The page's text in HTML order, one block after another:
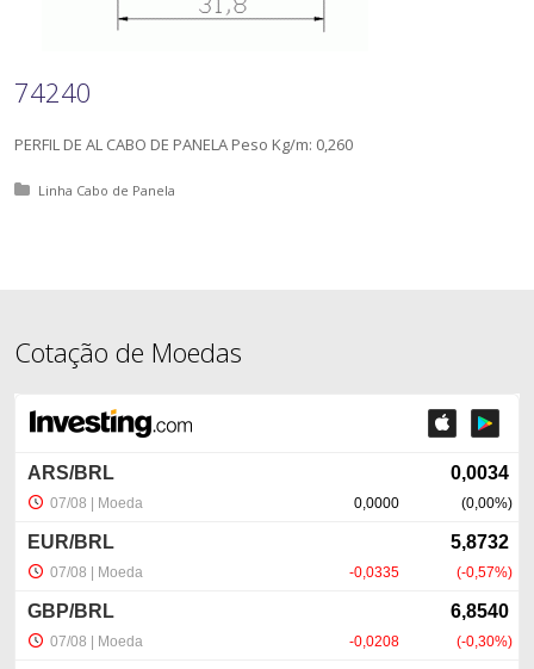
74240
PERFIL DE AL CABO DE PANELA Peso Kg/m: 0,260
Posted in:
Linha Cabo de Panela
Cotação de Moedas